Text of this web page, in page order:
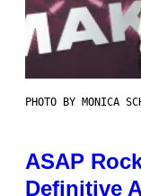
PHOTO BY MONICA
ASAP
Definitive